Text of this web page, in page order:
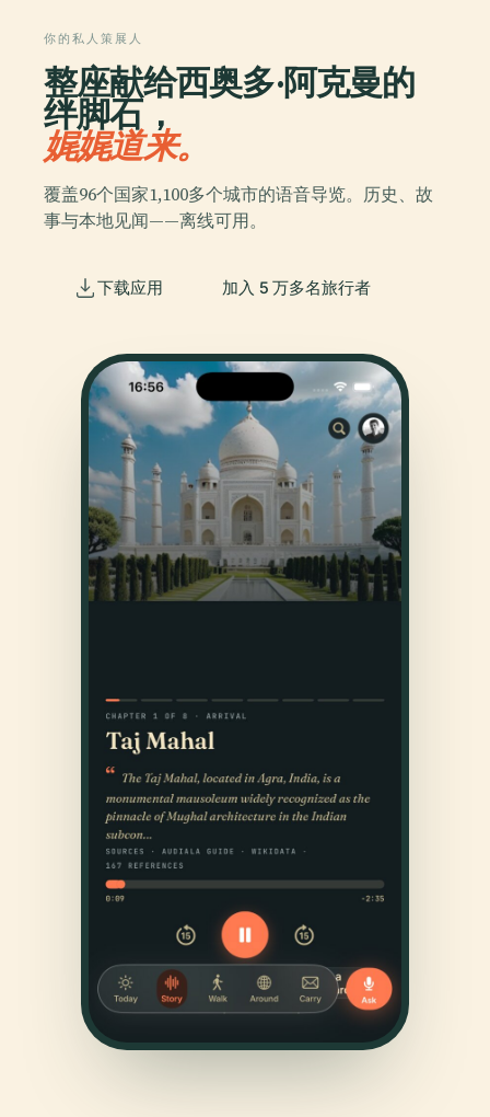
你的私人策展人
整座献给西奥多·阿克曼的
绊脚石，
娓娓道来。
覆盖96个国家1,100多个城市的语音导览。历史、故
事与本地见闻——离线可用。
下载应用 加入 5 万多名旅行者